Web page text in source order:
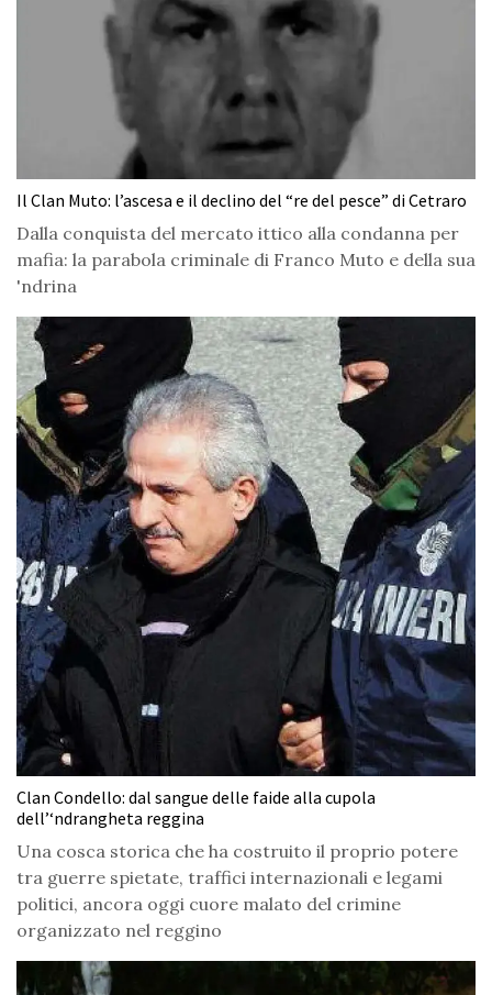
Il Clan Muto: l’ascesa e il declino del “re del pesce” di Cetraro
Dalla conquista del mercato ittico alla condanna per
mafia: la parabola criminale di Franco Muto e della sua
'ndrina
Clan Condello: dal sangue delle faide alla cupola
dell’‘ndrangheta reggina
Una cosca storica che ha costruito il proprio potere
tra guerre spietate, traffici internazionali e legami
politici, ancora oggi cuore malato del crimine
organizzato nel reggino